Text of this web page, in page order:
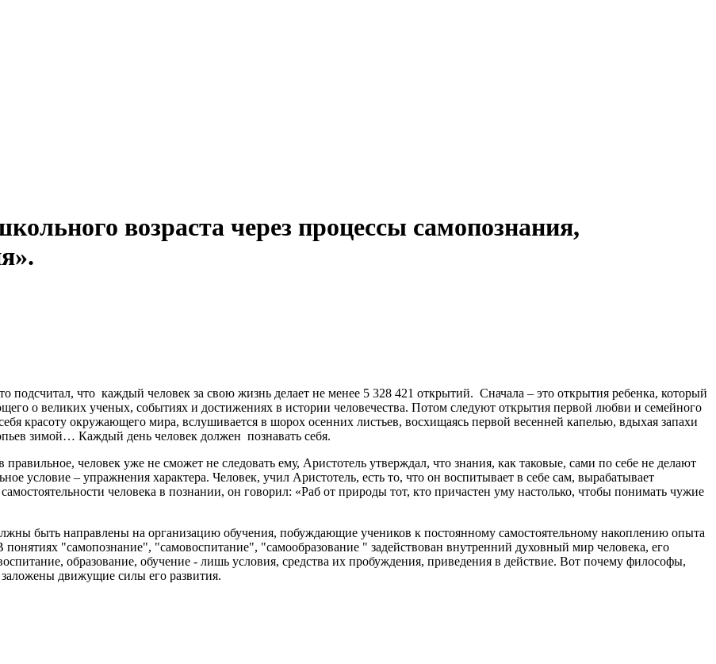
возраста через процессы самопознания,
что каждый человек за свою жизнь делает не менее 5 328 421 открытий. Сначала – это открытия ребенка, который
о великих ученых, событиях и достижениях в истории человечества. Потом следуют открытия первой любви и семейного
красоту окружающего мира, вслушивается в шорох осенних листьев, восхищаясь первой весенней капелью, вдыхая запахи
зимой… Каждый день человек должен познавать себя.
человек уже не сможет не следовать ему, Аристотель утверждал, что знания, как таковые, сами по себе не делают
условие – упражнения характера. Человек, учил Аристотель, есть то, что он воспитывает в себе сам, вырабатывает
человека в познании, он говорил: «Раб от природы тот, кто причастен уму настолько, чтобы понимать чужие
на организацию обучения, побуждающие учеников к постоянному самостоятельному накоплению опыта
"самопознание", "самовоспитание", "самообразование " задействован внутренний духовный мир человека, его
образование, обучение - лишь условия, средства их пробуждения, приведения в действие. Вот почему философы,
движущие силы его развития.